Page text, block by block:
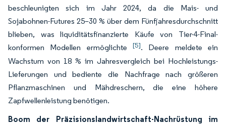
beschleunigten sich im Jahr 2024, da die Mais- und
Sojabohnen-Futures 25–30 % über dem Fünfjahresdurchschnitt
blieben, was liquiditätsfinanzierte Käufe von Tier-4-Final-
konformen Modellen ermöglichte [5]. Deere meldete ein
Wachstum von 18 % im Jahresvergleich bei Hochleistungs-
Lieferungen und bediente die Nachfrage nach größeren
Pflanzmaschinen und Mähdreschern, die eine höhere
Zapfwellenleistung benötigen.
Boom der Präzisionslandwirtschaft-Nachrüstung im